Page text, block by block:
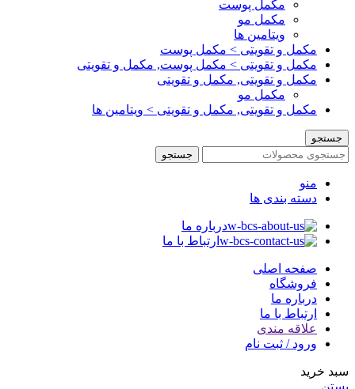
مکمل پوست
مکمل مو
ویتامین ها
مکمل و تقویتی > مکمل پوست
مکمل و تقویتی > مکمل پوست, مکمل و تقویتی
مکمل و تقویتی, مکمل و تقویتی
مکمل مو
مکمل و تقویتی, مکمل و تقویتی > ویتامین ها
جستجو
جستجو
منو
دسته بندی ها
درباره ما
ارتباط با ما
صفحه اصلی
فروشگاه
درباره ما
ارتباط با ما
علاقه مندی
ورود / ثبت نام
سبد خرید